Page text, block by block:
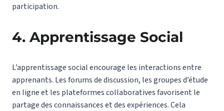
participation.
4. Apprentissage Social
L’apprentissage social encourage les interactions entre
apprenants. Les forums de discussion, les groupes d’étude
en ligne et les plateformes collaboratives favorisent le
partage des connaissances et des expériences. Cela